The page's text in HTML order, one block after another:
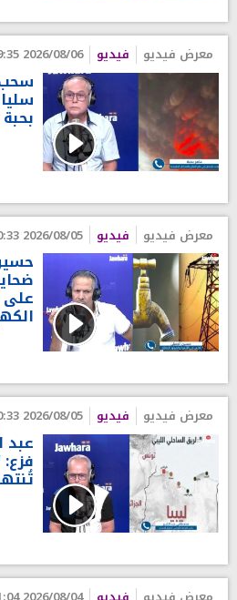
معرض فيديو فيديو 2026/08/06 09:35
معرض فيديو فيديو 2026/08/05 10:33
على
معرض فيديو فيديو 2026/08/05 10:33
عبد